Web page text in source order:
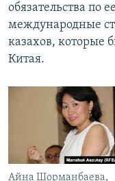
обязательства по
международные
казахов, которые
Китая.
Айна Шорманбаева,